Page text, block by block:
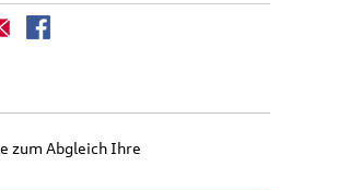
zum Abgleich Ihre